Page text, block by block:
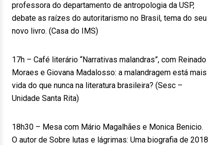
professora do departamento de antropologia da USP,
debate as raízes do autoritarismo no Brasil, tema do seu
novo livro. (Casa do IMS)
17h – Café literário “Narrativas malandras”, com Reinado
Moraes e Giovana Madalosso: a malandragem está mais
vida do que nunca na literatura brasileira? (Sesc –
Unidade Santa Rita)
18h30 – Mesa com Mário Magalhães e Monica Benicio.
O autor de Sobre lutas e lágrimas: Uma biografia de 2018